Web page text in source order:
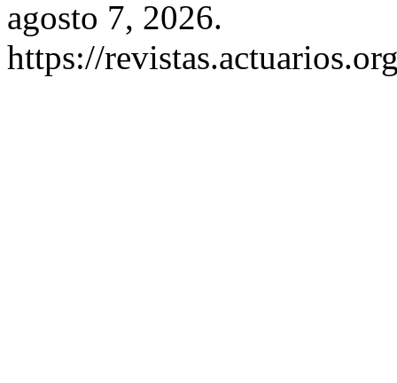
agosto 7, 2026.
https://